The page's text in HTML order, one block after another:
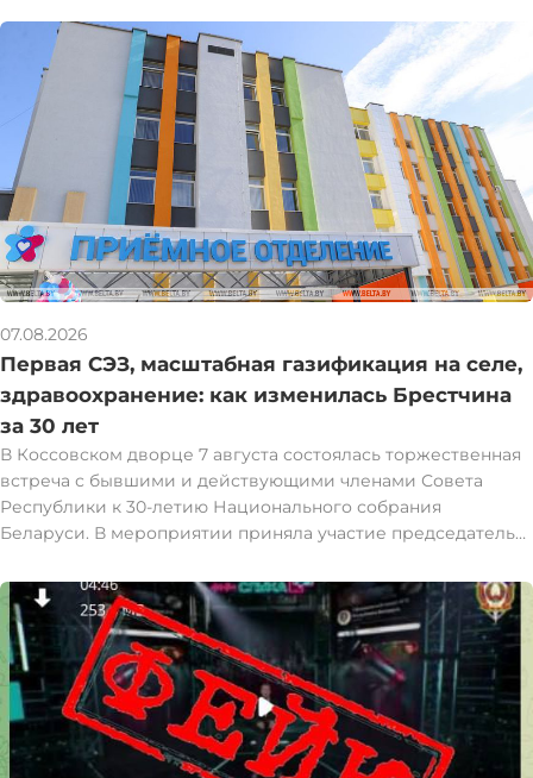
07.08.2026
Первая СЭЗ, масштабная газификация на селе,
здравоохранение: как изменилась Брестчина
за 30 лет
В Коссовском дворце 7 августа состоялась торжественная
встреча с бывшими и действующими членами Совета
Республики к 30-летию Национального собрания
Беларуси. В мероприятии приняла участие председатель
встретилась с представителями Брестской области,
которые в разные годы были избраны и работали в Совете
Республики. За восемь созывов с 1997 года интересы
Брестчины представляли 59 человек: 36 мужчин и 23
женщины. При их участии за это время в юго-западном
регионе запущена первая в стране свободная
экономическая зона "Брест", созданы условия для развития
ведущих брендов пищевой индустрии, проведена